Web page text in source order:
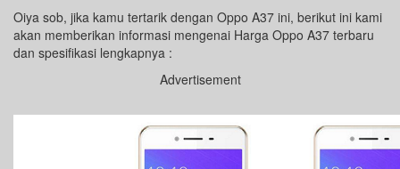
Oiya sob, jika kamu tertarik dengan Oppo A37 ini, berikut ini kami
akan memberikan informasi mengenai Harga Oppo A37 terbaru
dan spesifikasi lengkapnya :
Advertisement